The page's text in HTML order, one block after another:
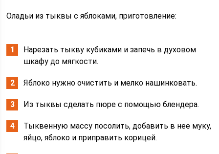
Оладьи из тыквы с яблоками, приготовление:
Нарезать тыкву кубиками и запечь в духовом
шкафу до мягкости.
Яблоко нужно очистить и мелко нашинковать.
Из тыквы сделать пюре с помощью блендера.
Тыквенную массу посолить, добавить в нее муку,
яйцо, яблоко и приправить корицей.